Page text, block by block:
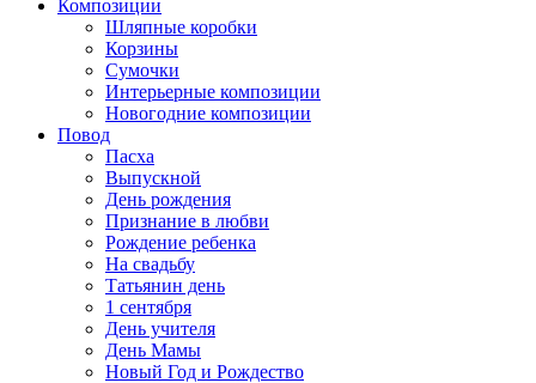
Композиции
Шляпные коробки
Корзины
Сумочки
Интерьерные композиции
Новогодние композиции
Повод
Пасха
Выпускной
День рождения
Признание в любви
Рождение ребенка
На свадьбу
Татьянин день
1 сентября
День учителя
День Мамы
Новый Год и Рождество